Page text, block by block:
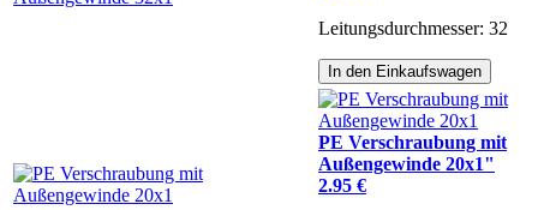
Leitungsdurchmesser: 32
In den Einkaufswagen
PE Verschraubung mit
Außengewinde 20x1"
2.95 €